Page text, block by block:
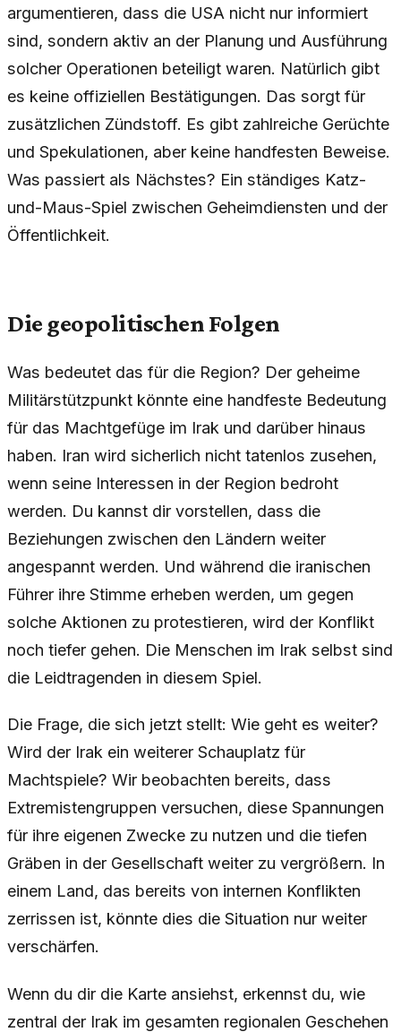
argumentieren, dass die USA nicht nur informiert
sind, sondern aktiv an der Planung und Ausführung
solcher Operationen beteiligt waren. Natürlich gibt
es keine offiziellen Bestätigungen. Das sorgt für
zusätzlichen Zündstoff. Es gibt zahlreiche Gerüchte
und Spekulationen, aber keine handfesten Beweise.
Was passiert als Nächstes? Ein ständiges Katz-
und-Maus-Spiel zwischen Geheimdiensten und der
Öffentlichkeit.
Die geopolitischen Folgen
Was bedeutet das für die Region? Der geheime
Militärstützpunkt könnte eine handfeste Bedeutung
für das Machtgefüge im Irak und darüber hinaus
haben. Iran wird sicherlich nicht tatenlos zusehen,
wenn seine Interessen in der Region bedroht
werden. Du kannst dir vorstellen, dass die
Beziehungen zwischen den Ländern weiter
angespannt werden. Und während die iranischen
Führer ihre Stimme erheben werden, um gegen
solche Aktionen zu protestieren, wird der Konflikt
noch tiefer gehen. Die Menschen im Irak selbst sind
die Leidtragenden in diesem Spiel.
Die Frage, die sich jetzt stellt: Wie geht es weiter?
Wird der Irak ein weiterer Schauplatz für
Machtspiele? Wir beobachten bereits, dass
Extremistengruppen versuchen, diese Spannungen
für ihre eigenen Zwecke zu nutzen und die tiefen
Gräben in der Gesellschaft weiter zu vergrößern. In
einem Land, das bereits von internen Konflikten
zerrissen ist, könnte dies die Situation nur weiter
verschärfen.
Wenn du dir die Karte ansiehst, erkennst du, wie
zentral der Irak im gesamten regionalen Geschehen